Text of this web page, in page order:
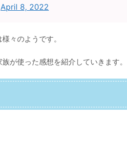
April 8, 2022
々のようです。
が使った感想を紹介していきます。